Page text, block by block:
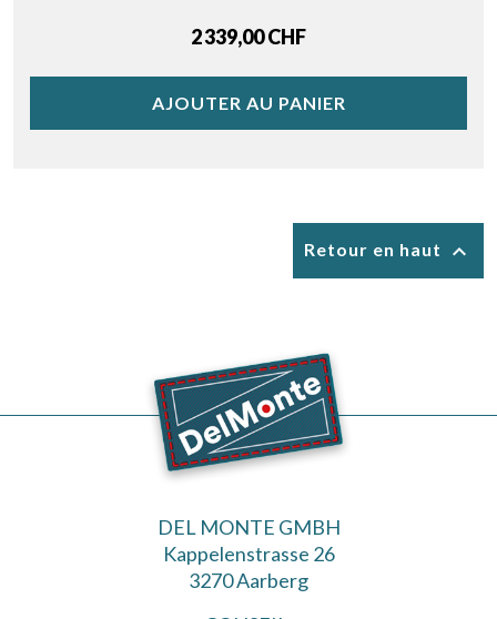
Price
2 339,00 CHF
AJOUTER AU PANIER
Retour en haut 
DEL MONTE GMBH
Kappelenstrasse 26
3270 Aarberg